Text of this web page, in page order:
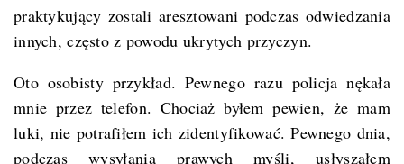
praktykujący zostali aresztowani podczas odwiedzania
innych, często z powodu ukrytych przyczyn.
Oto osobisty przykład. Pewnego razu policja nękała
mnie przez telefon. Chociaż byłem pewien, że mam
luki, nie potrafiłem ich zidentyfikować. Pewnego dnia,
podczas wysyłania prawych myśli, usłyszałem